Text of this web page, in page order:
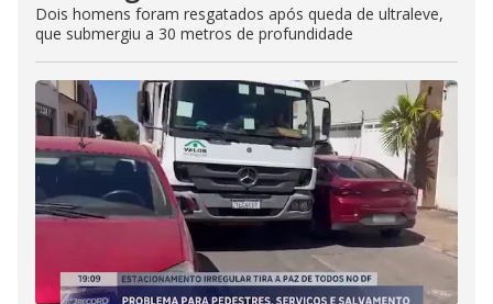
Dois homens foram resgatados após queda de ultraleve,
que submergiu a 30 metros de profundidade